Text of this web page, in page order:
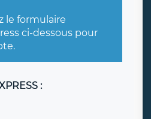
le formulaire
ci-dessous pour
: